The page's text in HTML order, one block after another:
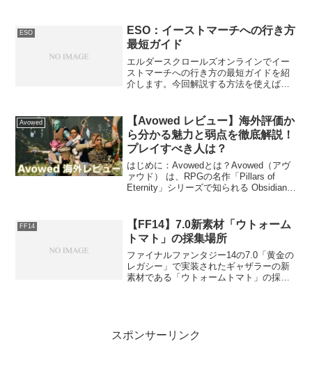
クパックの入手方法バックパックは「ス
タンダード バックパッ...
ESO
ESO：イーストマーチへの行き方
最短ガイド
エルダースクロールズオンラインでイー
ストマーチへの行き方の最短ガイドを紹
介します。今回解説する方法を使えば
をして確認しています。イーストマーチ
への最速ルートニュー...
Avowed
【Avowed レビュー】海外評価か
ら分かる魅力と弱点を徹底解説！
プレイすべき人は？
はじめに：Avowedとは？Avowed（アヴ
ァウド） は、RPGの名作「Pillars of
Eternity」シリーズで知られる Obsidian
FF14
【FF14】7.0新素材「ウトォーム
トマト」の採集場所
ファイナルファンタジー14の7.0「黄金の
レガシー」で実装されたギャザラーの新
素材である「ウトォームトマト」の採集
スポンサーリンク